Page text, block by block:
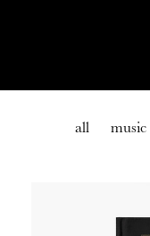
all music